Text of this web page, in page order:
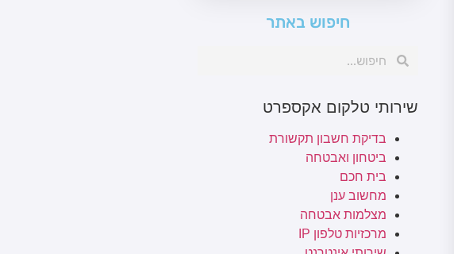
חיפוש באתר
שירותי טלקום אקספרט
בדיקת חשבון תקשורת
ביטחון ואבטחה
בית חכם
מחשוב ענן
מצלמות אבטחה
מרכזיות טלפון IP